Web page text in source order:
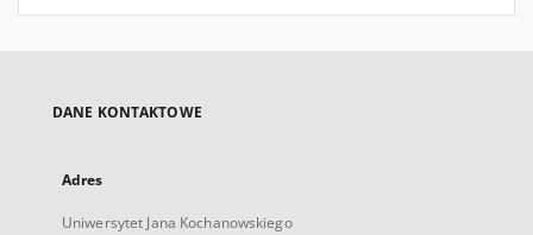
DANE KONTAKTOWE
Adres
Uniwersytet Jana Kochanowskiego